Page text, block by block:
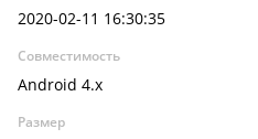
2020-02-11 16:30:35
Совместимость
Android 4.x
Размер